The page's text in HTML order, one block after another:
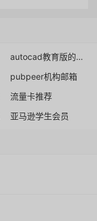
autocad教育版的下载申请
pubpeer机构邮箱
流量卡推荐
亚马逊学生会员